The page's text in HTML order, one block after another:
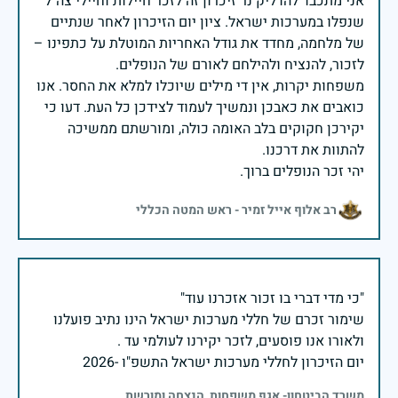
שנפלו במערכות ישראל. ציון יום הזיכרון לאחר שנתיים
של מלחמה, מחדד את גודל האחריות המוטלת על כתפינו –
משפחות יקרות, אין די מילים שיוכלו למלא את החסר. אנו
כואבים את כאבכן ונמשיך לעמוד לצידכן כל העת. דעו כי
יקירכן חקוקים בלב האומה כולה, ומורשתם ממשיכה
יהי זכר הנופלים ברוך.
רב אלוף אייל זמיר - ראש המטה הכללי
שימור זכרם של חללי מערכות ישראל הינו נתיב פועלנו
יום הזיכרון לחללי מערכות ישראל התשפ"ו -2026